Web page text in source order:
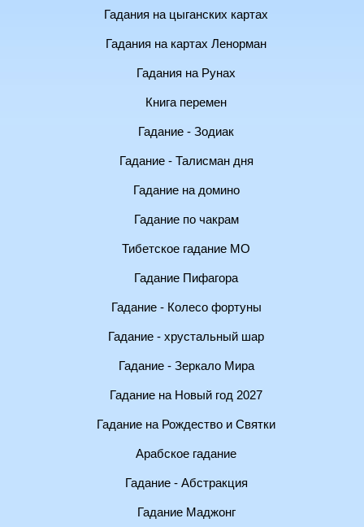
Гадания на цыганских картах
Гадания на картах Ленорман
Гадания на Рунах
Книга перемен
Гадание - Зодиак
Гадание - Талисман дня
Гадание на домино
Гадание по чакрам
Тибетское гадание МО
Гадание Пифагора
Гадание - Колесо фортуны
Гадание - хрустальный шар
Гадание - Зеркало Мира
Гадание на Новый год 2027
Гадание на Рождество и Святки
Арабское гадание
Гадание - Абстракция
Гадание Маджонг